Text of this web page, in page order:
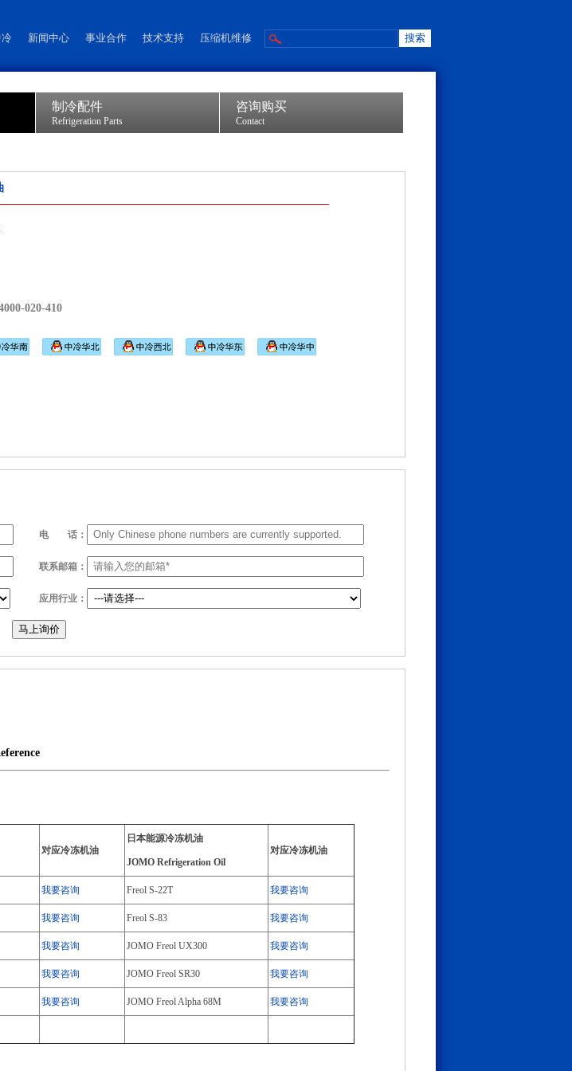
新闻中心 事业合作 技术支持 压缩机维修
制冷配件
Refrigeration Parts
咨询购买
Contact
020-410
电 话：
联系邮箱：
应用行业：
马上询价
对应冷冻机油
日本能源冷冻机油
JOMO Refrigeration Oil
对应冷冻机油
我要咨询 Freol S-22T 我要咨询
我要咨询 Freol S-83 我要咨询
我要咨询 JOMO Freol UX300 我要咨询
我要咨询 JOMO Freol SR30 我要咨询
我要咨询 JOMO Freol Alpha 68M 我要咨询